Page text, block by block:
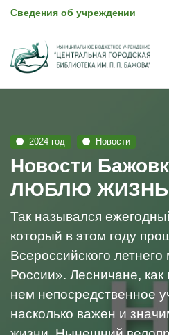
Сведения об учреждении
2024 год Новости
Новости
ЛЮБЛЮ
Так назывался
который в этом году
Всероссийского
России». Лесничане,
нем непосредственное
насколько важен и